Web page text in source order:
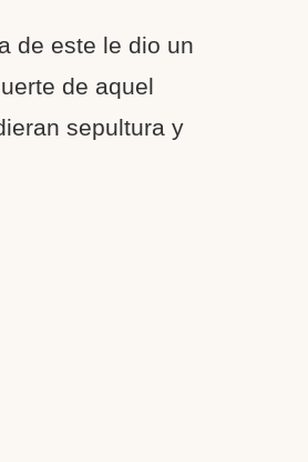
de este le dio un
de aquel
sepultura y